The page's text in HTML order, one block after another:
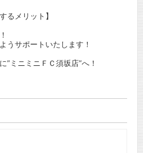
るメリット】
うサポートいたします！
”ミニミニＦＣ須坂店”へ！